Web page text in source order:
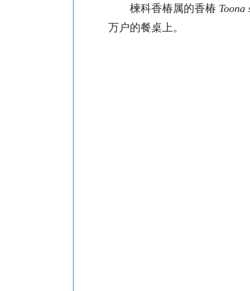
楝科香椿属的香椿 Toona
万户的餐桌上。